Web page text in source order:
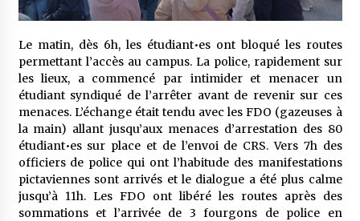
Le matin, dès 6h, les étudiant•es ont bloqué les routes
permettant l’accès au campus. La police, rapidement sur
les lieux, a commencé par intimider et menacer un
étudiant syndiqué de l’arrêter avant de revenir sur ces
menaces. L’échange était tendu avec les FDO (gazeuses à
la main) allant jusqu’aux menaces d’arrestation des 80
étudiant•es sur place et de l’envoi de CRS. Vers 7h des
officiers de police qui ont l’habitude des manifestations
pictaviennes sont arrivés et le dialogue a été plus calme
jusqu’à 11h. Les FDO ont libéré les routes après des
sommations et l’arrivée de 3 fourgons de police en